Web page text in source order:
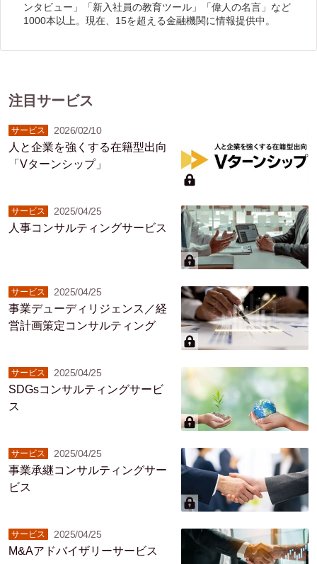
ンタビュー」「新入社員の教育ツール」「偉人の名言」など
1000本以上。現在、15を超える金融機関に情報提供中。
注目サービス
サービス 2026/02/10
人と企業を強くする在籍型出向
「Vターンシップ」
サービス 2025/04/25
人事コンサルティングサービス
サービス 2025/04/25
事業デューディリジェンス／経
営計画策定コンサルティング
サービス 2025/04/25
SDGsコンサルティングサービ
ス
サービス 2025/04/25
事業承継コンサルティングサー
ビス
サービス 2025/04/25
M&Aアドバイザリーサービス